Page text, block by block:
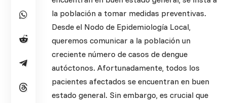
la población a tomar medidas preventivas.
Desde el Nodo de Epidemiología Local,
queremos comunicar a la población un
creciente número de casos de dengue
autóctonos. Afortunadamente, todos los
pacientes afectados se encuentran en buen
estado general. Sin embargo, es crucial que